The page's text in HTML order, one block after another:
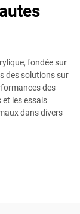
fondée sur
des solutions sur
des
les essais
dans divers